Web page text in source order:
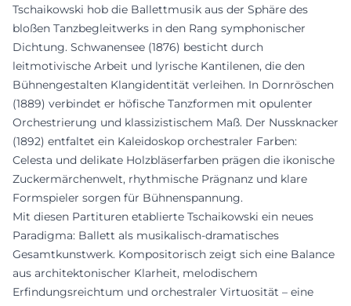
Tschaikowski hob die Ballettmusik aus der Sphäre des
bloßen Tanzbegleitwerks in den Rang symphonischer
Dichtung. Schwanensee (1876) besticht durch
leitmotivische Arbeit und lyrische Kantilenen, die den
Bühnengestalten Klangidentität verleihen. In Dornröschen
(1889) verbindet er höfische Tanzformen mit opulenter
Orchestrierung und klassizistischem Maß. Der Nussknacker
(1892) entfaltet ein Kaleidoskop orchestraler Farben:
Celesta und delikate Holzbläserfarben prägen die ikonische
Zuckermärchenwelt, rhythmische Prägnanz und klare
Formspieler sorgen für Bühnenspannung.
Mit diesen Partituren etablierte Tschaikowski ein neues
Paradigma: Ballett als musikalisch-dramatisches
Gesamtkunstwerk. Kompositorisch zeigt sich eine Balance
aus architektonischer Klarheit, melodischem
Erfindungsreichtum und orchestraler Virtuosität – eine